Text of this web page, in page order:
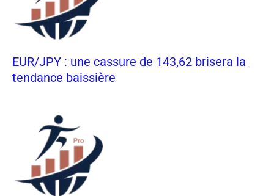
EUR/JPY : une cassure de 143,62 brisera la
tendance baissière